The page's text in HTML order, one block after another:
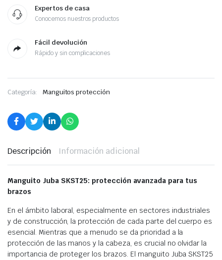
Expertos de casa
Conocemos nuestros productos
Fácil devolución
Rápido y sin complicaciones
Categoría: Manguitos protección
Descripción Información adicional
Manguito Juba SKST25: protección avanzada para tus
brazos
En el ámbito laboral, especialmente en sectores industriales
y de construcción, la protección de cada parte del cuerpo es
esencial. Mientras que a menudo se da prioridad a la
protección de las manos y la cabeza, es crucial no olvidar la
importancia de proteger los brazos. El manguito Juba SKST25